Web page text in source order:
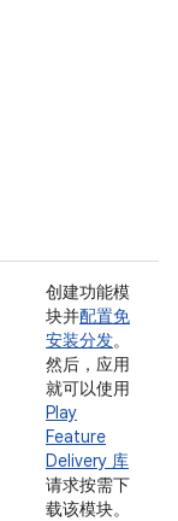
创建功能模
块并配置免
安装分发。
然后，应用
就可以使用
Play
Feature
Delivery 库
请求按需下
载该模块。